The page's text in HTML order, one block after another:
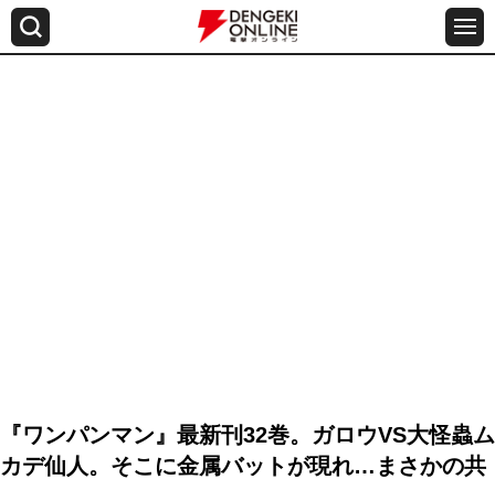
『ワンパンマン』最新刊32巻。ガロウVS大怪蟲ム
カデ仙人。そこに金属バットが現れ…まさかの共